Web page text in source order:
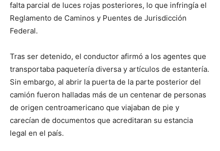
falta parcial de luces rojas posteriores, lo que infringía el
Reglamento de Caminos y Puentes de Jurisdicción
Federal.
Tras ser detenido, el conductor afirmó a los agentes que
transportaba paquetería diversa y artículos de estantería.
Sin embargo, al abrir la puerta de la parte posterior del
camión fueron halladas más de un centenar de personas
de origen centroamericano que viajaban de pie y
carecían de documentos que acreditaran su estancia
legal en el país.